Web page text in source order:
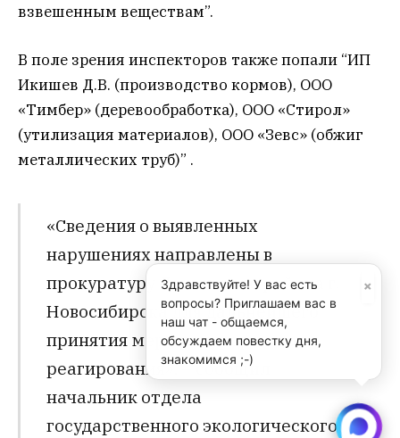
взвешенным веществам”.
В поле зрения инспекторов также попали “ИП
Икишев Д.В. (производство кормов), ООО
«Тимбер» (деревообработка), ООО «Стирол»
(утилизация материалов), ООО «Зевс» (обжиг
металлических труб)” .
«Сведения о выявленных
нарушениях направлены в
прокуратуру Ленинского района г.
Новосибирска для дальнейшего
принятия мер прокурорского
реагирования», – сообщил
начальник отдела
государственного экологического
×
Здравствуйте! У вас есть
вопросы? Приглашаем вас в
наш чат - общаемся,
обсуждаем повестку дня,
знакомимся ;-)